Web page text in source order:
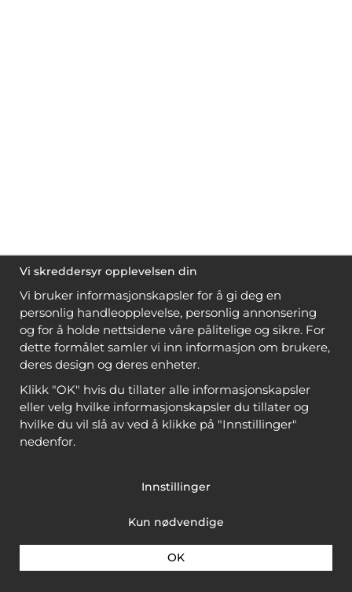
Vi skreddersyr opplevelsen din
Vi bruker informasjonskapsler for å gi deg en
personlig handleopplevelse, personlig annonsering
og for å holde nettsidene våre pålitelige og sikre. For
dette formålet samler vi inn informasjon om brukere,
deres design og deres enheter.
Klikk "OK" hvis du tillater alle informasjonskapsler
eller velg hvilke informasjonskapsler du tillater og
hvilke du vil slå av ved å klikke på "Innstillinger"
nedenfor.
Innstillinger
Kun nødvendige
OK